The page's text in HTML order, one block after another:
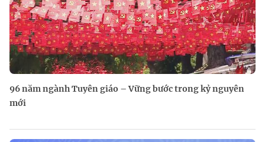
96 năm ngành Tuyên giáo – Vững bước trong kỷ nguyên
mới